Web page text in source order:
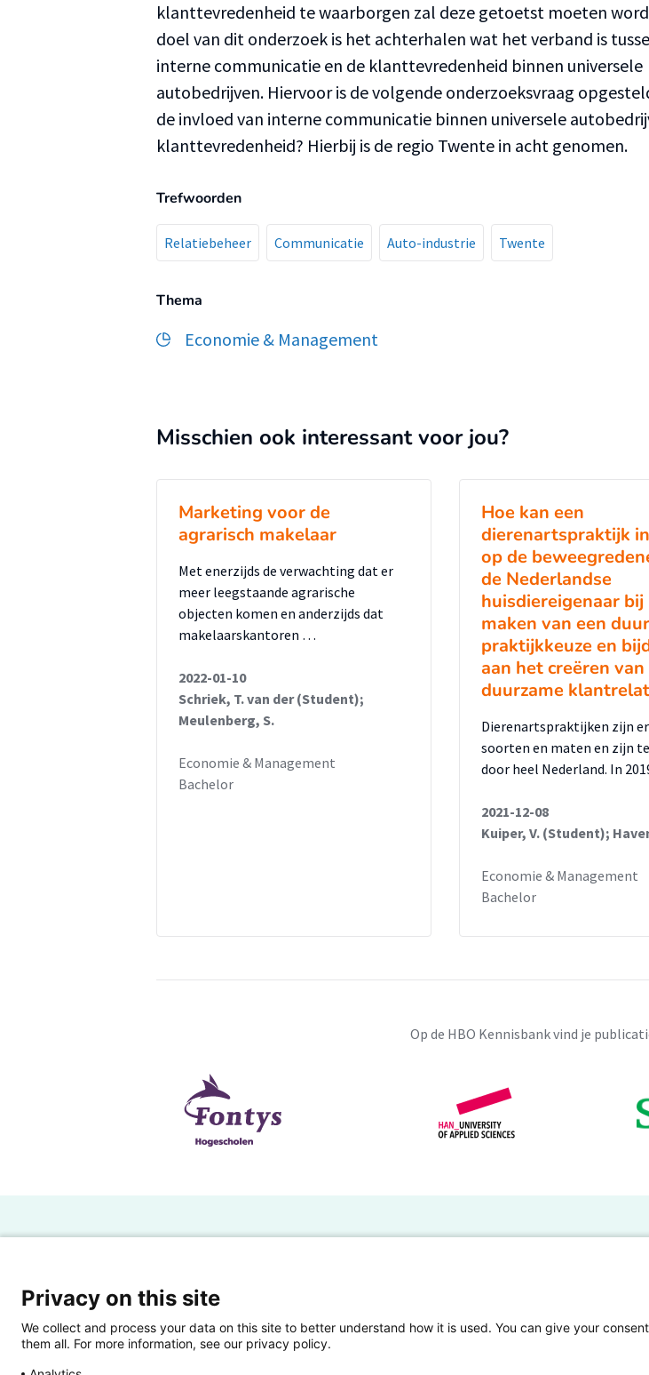
klanttevredenheid te waarborgen zal deze getoetst moeten
doel van dit onderzoek is het achterhalen wat het verband is
interne communicatie en de klanttevredenheid binnen universele
autobedrijven. Hiervoor is de volgende onderzoeksvraag
de invloed van interne communicatie binnen universele
klanttevredenheid? Hierbij is de regio Twente in acht genomen.
Trefwoorden
Relatiebeheer Communicatie Auto-industrie Twente
Thema
Economie & Management
Misschien ook interessant voor jou?
Marketing voor de
agrarisch makelaar
Met enerzijds de verwachting dat er
meer leegstaande agrarische
objecten komen en anderzijds dat
makelaarskantoren …
2022-01-10
Schriek, T. van der (Student);
Meulenberg, S.
Economie & Management
Bachelor
Hoe kan een
dierenartspraktijk
op de
de Nederlandse
huisdiereigenaar
maken van een
praktijkkeuze en
aan het creëren van
duurzame
Dierenartspraktijken zijn
soorten en maten en zijn
door heel Nederland. In
2021-12-08
Kuiper, V. (Student);
Economie & Management
Bachelor
Op de HBO Kennisbank vind je
Powered by SURF
Eigen onderzoek publiceren
Privacy on this site
We collect and process your data on this site to better understand how it is used. You can give your
them all. For more information, see our privacy policy.